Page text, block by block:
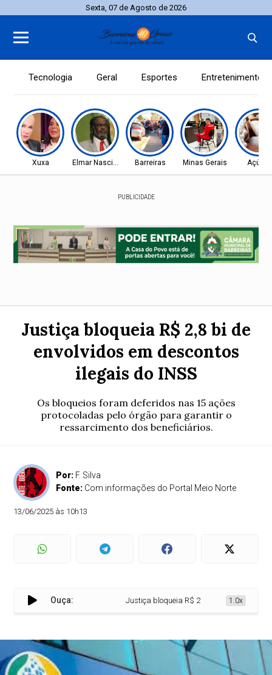
Sexta, 07 de Agosto de 2026
Tecnologia Geral Esportes Entretenimento
Xuxa Elmar Nascimento Barreiras Minas Gerais Açúcar
PUBLICIDADE
Justiça bloqueia R$ 2,8 bi de
envolvidos em descontos
ilegais do INSS
Os bloqueios foram deferidos nas 15 ações
protocoladas pelo órgão para garantir o
ressarcimento dos beneficiários.
Por: F. Silva
Fonte: Com informações do Portal Meio Norte
13/06/2025 às 10h13
Ouça: Justiça bloqueia R$ 2,8 bi de envolvidos em
1.0x